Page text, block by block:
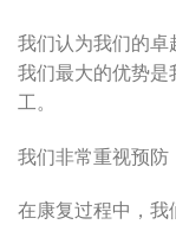
我们认为我们的卓
我们最大的优势是
工。
我们非常重视预防
在康复过程中，我